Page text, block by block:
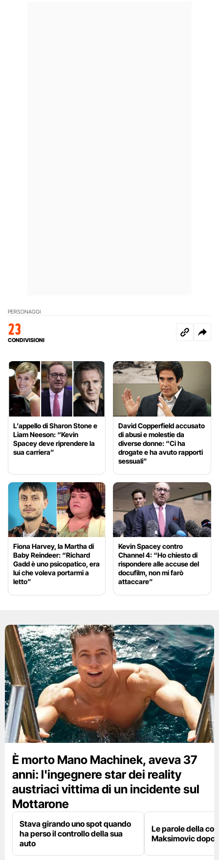
PERSONAGGI
23
CONDIVISIONI
L’appello di Sharon Stone e
Liam Neeson: “Kevin
Spacey deve riprendere la
sua carriera”
David Copperfield accusato
di abusi e molestie da
diverse donne: “Ci ha
drogate e ha avuto rapporti
sessuali”
Fiona Harvey, la Martha di
Baby Reindeer: “Richard
Gadd è uno psicopatico, era
lui che voleva portarmi a
letto”
Kevin Spacey contro
Channel 4: “Ho chiesto di
rispondere alle accuse del
docufilm, non mi farò
attaccare”
È morto Mano Machinek, aveva 37
anni: l'ingegnere star dei reality
austriaci vittima di un incidente sul
Mottarone
Stava girando uno spot quando
ha perso il controllo della sua
auto
Le parole della
Maksimovic dopo